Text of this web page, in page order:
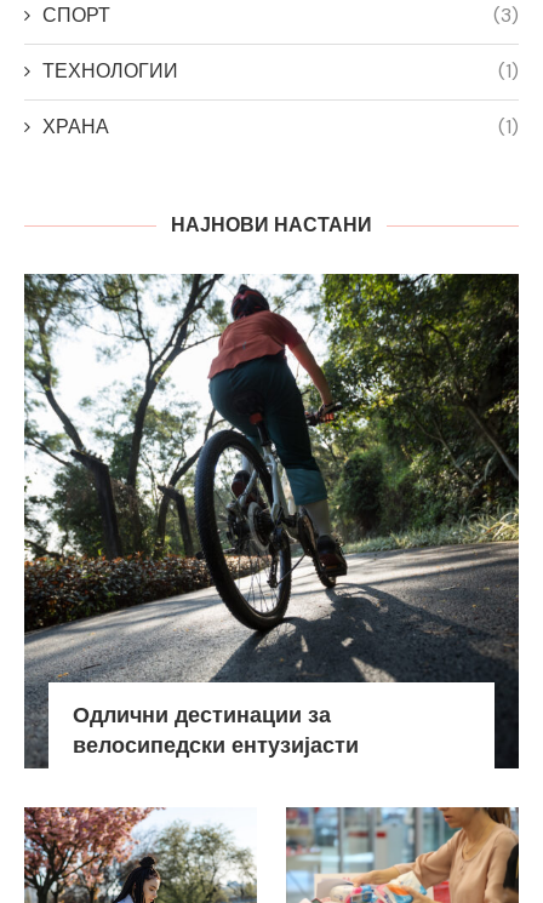
СПОРТ (3)
ТЕХНОЛОГИИ (1)
ХРАНА (1)
НАЈНОВИ НАСТАНИ
Одлични дестинации за
велосипедски ентузијасти